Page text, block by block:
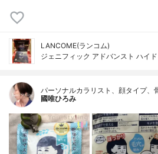
LANCOME(ランコム)
ジェニフィック アドバンスト ハイ
パーソナルカラリスト、顔タイプ、
國唯ひろみ